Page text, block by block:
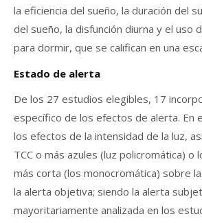
la eficiencia del sueño, la duración del
del sueño, la disfunción diurna y el uso
para dormir, que se califican en una
Estado de alerta
De los 27 estudios elegibles, 17
específico de los efectos de alerta. En
los efectos de la intensidad de la luz,
TCC o más azules (luz policromática) o
más corta (los monocromática) sobre
la alerta objetiva; siendo la alerta
mayoritariamente analizada en los